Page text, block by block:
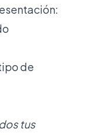
de
tus